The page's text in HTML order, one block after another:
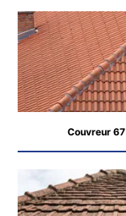
Couvreur 67